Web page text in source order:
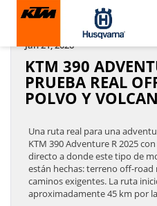
ARCHIVES BY TAG ' 390
Jan 21, 2026
KTM 390
PRUEBA REAL
POLVO Y
Una ruta real para una
KTM 390 Adventure R 2025
directo a donde este tipo de
están hechas: terreno off-road
caminos exigentes. La ruta
aproximadamente 45 km por